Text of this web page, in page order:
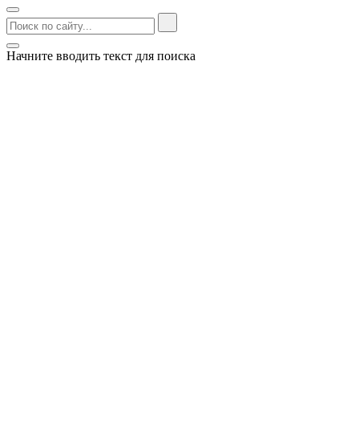
Начните вводить текст для поиска